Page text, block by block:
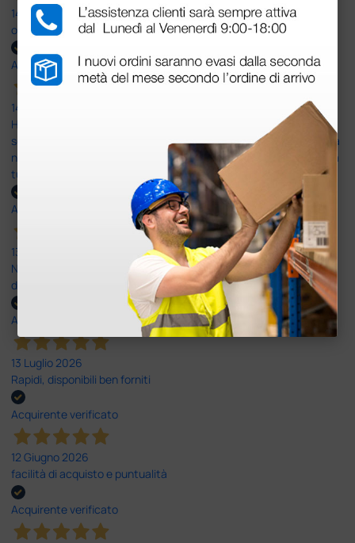
14 Luglio 2026
ottima
Acquirente verificato
14 Luglio 2026
Ho acquistato un ecografo da Doctor Shop e sono rimasto molto
soddisfatto dell'esperienza. Apparecchiatura di qualità, consegna
nei tempi previsti e un servizio clienti disponibile che ha risposto a
tutti i miei dubbi prima dell'acquisto. Consigliato
Acquirente verificato
13 Luglio 2026
Nulla da eccepire. Tutto estremamente chiaro e corretto,
dall’ordine alla consegna.
Acquirente verificato
13 Luglio 2026
Rapidi, disponibili ben forniti
Acquirente verificato
12 Giugno 2026
facilità di acquisto e puntualità
Acquirente verificato